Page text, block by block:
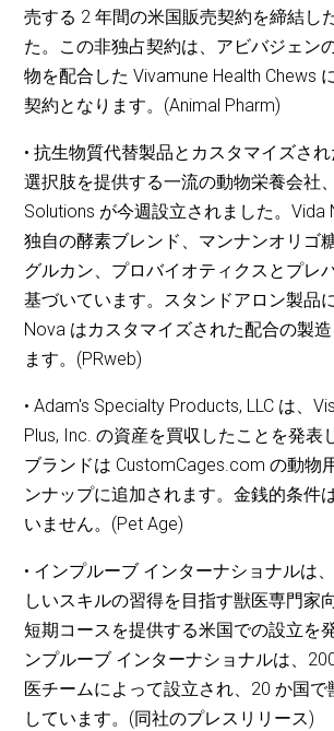
売する 2 年間の米国販売契約を締結し
た。この非独占契約は、アビバジェン
物を配合した Vivamune Health Chews
契約となります。(Animal Pharm)
• 抗生物質代替製品とカスタマイズさ
選択肢を提供する一流の動物栄養会社
Solutions が今週設立されました。Vida
独自の酵素ブレンド、マンナンオリゴ
グルカン、プロバイオティクスとプレ
基づいています。スタンドアロン製品
Nova はカスタマイズされた配合の製
ます。(PRweb)
• Adam's Specialty Products, LLC は、
Plus, Inc. の資産を買収したことを発表
ブランドは CustomCages.com の動物
ンナップに追加されます。金銭的条件
いません。(Pet Age)
• インプルーブ インターナショナルは
しいスキルの習得を目指す獣医専門家
短期コースを提供する米国での設立を
ンプルーブ インターナショナルは、
医チームによって設立され、20 か国
しています。(同社のプレスリリース)